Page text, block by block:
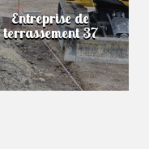
Entreprise de
terrassement 37